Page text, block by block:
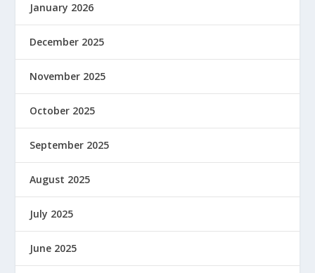
January 2026
December 2025
November 2025
October 2025
September 2025
August 2025
July 2025
June 2025